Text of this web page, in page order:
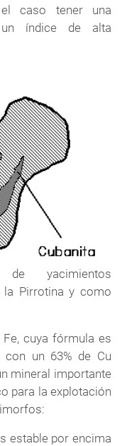
caso tener una
índice de alta
yacimientos
la Pirrotina y como
cuya fórmula es
con un 63% de Cu
mineral importante
para la explotación
estable por encima